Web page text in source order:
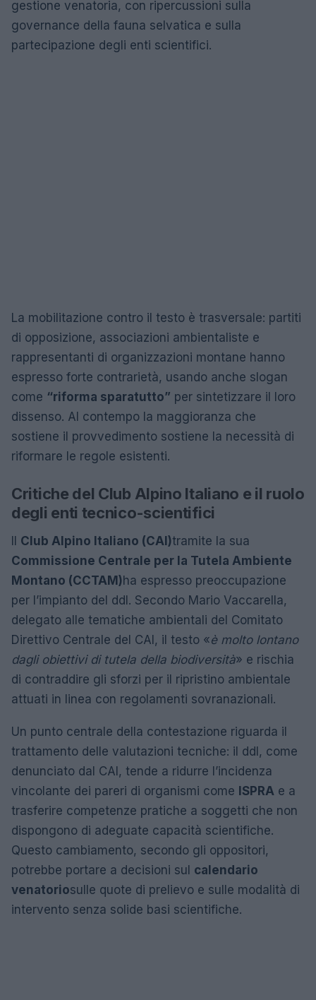
gestione venatoria, con ripercussioni sulla
governance della fauna selvatica e sulla
partecipazione degli enti scientifici.
La mobilitazione contro il testo è trasversale: partiti
di opposizione, associazioni ambientaliste e
rappresentanti di organizzazioni montane hanno
espresso forte contrarietà, usando anche slogan
come “riforma sparatutto” per sintetizzare il loro
dissenso. Al contempo la maggioranza che
sostiene il provvedimento sostiene la necessità di
riformare le regole esistenti.
Critiche del Club Alpino Italiano e il ruolo
degli enti tecnico-scientifici
Club Alpino Italiano (CAI)tramite la sua
Commissione Centrale per la Tutela Ambiente
Montano (CCTAM)ha espresso preoccupazione
per l’impianto del ddl. Secondo Mario Vaccarella,
delegato alle tematiche ambientali del Comitato
Direttivo Centrale del CAI, il testo «è molto lontano
dagli obiettivi di tutela della biodiversità» e rischia
di contraddire gli sforzi per il ripristino ambientale
attuati in linea con regolamenti sovranazionali.
Un punto centrale della contestazione riguarda il
trattamento delle valutazioni tecniche: il ddl, come
denunciato dal CAI, tende a ridurre l’incidenza
vincolante dei pareri di organismi come ISPRA e a
trasferire competenze pratiche a soggetti che non
dispongono di adeguate capacità scientifiche.
Questo cambiamento, secondo gli oppositori,
potrebbe portare a decisioni sul calendario
venatoriosulle quote di prelievo e sulle modalità di
intervento senza solide basi scientifiche.